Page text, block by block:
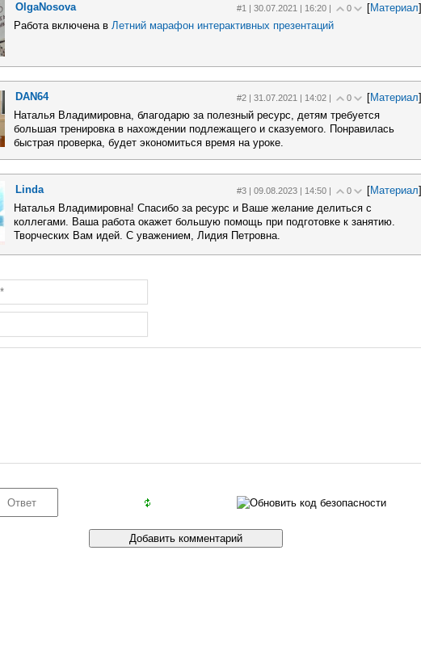
OlgaNosova #1 | 30.07.2021 | 16:20 | 0 [Материал]
Работа включена в Летний марафон интерактивных презентаций
DAN64 #2 | 31.07.2021 | 14:02 | 0 [Материал]
Наталья Владимировна, благодарю за полезный ресурс, детям требуется
большая тренировка в нахождении подлежащего и сказуемого. Понравилась
быстрая проверка, будет экономиться время на уроке.
Linda #3 | 09.08.2023 | 14:50 | 0 [Материал]
Наталья Владимировна! Спасибо за ресурс и Ваше желание делиться с
коллегами. Ваша работа окажет большую помощь при подготовке к занятию.
Творческих Вам идей. С уважением, Лидия Петровна.